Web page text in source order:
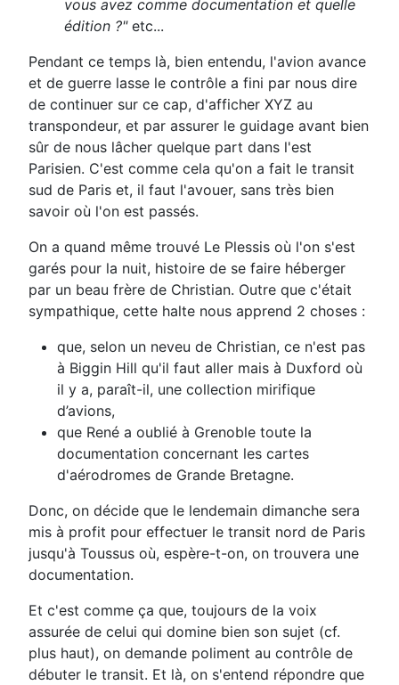
vous avez comme documentation et quelle
édition ?"etc...
Pendant ce temps là, bien entendu, l'avion avance
et de guerre lasse le contrôle a fini par nous dire
de continuer sur ce cap, d'afficher XYZ au
transpondeur, et par assurer le guidage avant bien
sûr de nous lâcher quelque part dans l'est
Parisien. C'est comme cela qu'on a fait le transit
sud de Paris et, il faut l'avouer, sans très bien
savoir où l'on est passés.
On a quand même trouvé Le Plessis où l'on s'est
garés pour la nuit, histoire de se faire héberger
par un beau frère de Christian. Outre que c'était
sympathique, cette halte nous apprend 2 choses :
que, selon un neveu de Christian, ce n'est pas
à Biggin Hill qu'il faut aller mais à Duxford où
il y a, paraît-il, une collection mirifique
d’avions,
que René a oublié à Grenoble toute la
documentation concernant les cartes
d'aérodromes de Grande Bretagne.
Donc, on décide que le lendemain dimanche sera
mis à profit pour effectuer le transit nord de Paris
jusqu'à Toussus où, espère-t-on, on trouvera une
documentation.
Et c'est comme ça que, toujours de la voix
assurée de celui qui domine bien son sujet (cf.
plus haut), on demande poliment au contrôle de
débuter le transit. Et là, on s'entend répondre que